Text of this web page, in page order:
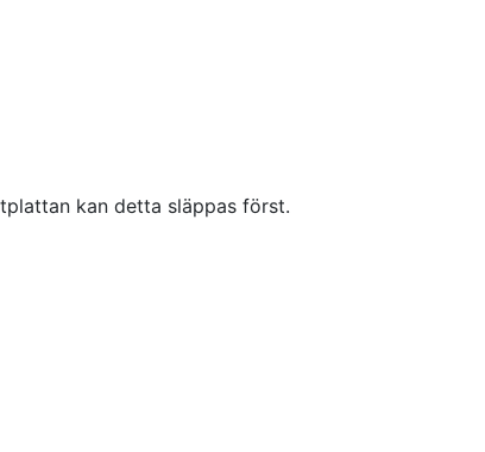
kan detta släppas först.